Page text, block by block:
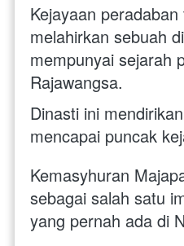
Kejayaan
melahirkan sebuah
mempunyai sejarah
Rajawangsa.
Dinasti ini
mencapai puncak
Kemasyhuran
sebagai salah satu
yang pernah ada di